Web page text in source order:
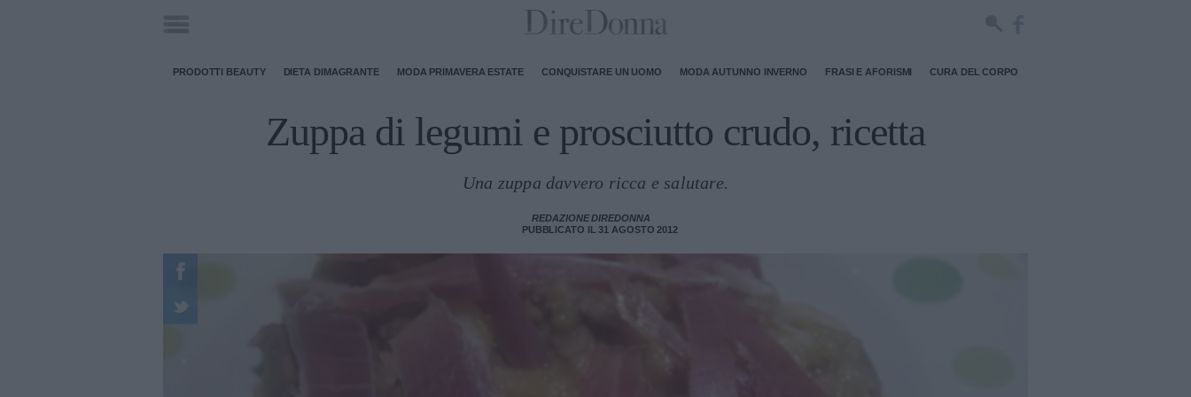
PRODOTTI BEAUTY DIETA DIMAGRANTE MODA PRIMAVERA ESTATE CONQUISTARE UN UOMO MODA AUTUNNO INVERNO FRASI E AFORISMI CURA DEL CORPO
Zuppa di legumi e prosciutto crudo, ricetta
Una zuppa davvero ricca e salutare.
REDAZIONE DIREDONNA
PUBBLICATO IL 31 AGOSTO 2012